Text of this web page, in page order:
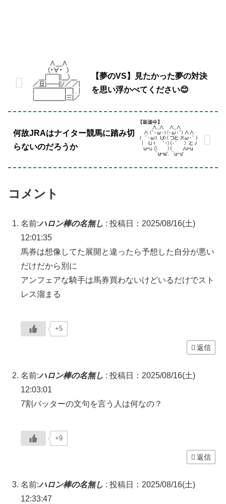
【夢のVS】見たかった夢の対決
を思い浮かべてください😊
何故JRAはナイター競馬に踏み切
らないのだろうか
コメント
名前:ハロン棒の名無し : 投稿日：2025/08/16(土)
12:01:35
馬券は想像してた展開と違ったら予想した自分が悪い
だけだから別に
アンフェアな騎手は馬券買わないけどいるだけでスト
レス溜まる
+5
返信
名前:ハロン棒の名無し : 投稿日：2025/08/16(土)
12:03:01
7割バッターの文句を言う人は何なの？
+9
返信
名前:ハロン棒の名無し : 投稿日：2025/08/16(土)
12:33:47